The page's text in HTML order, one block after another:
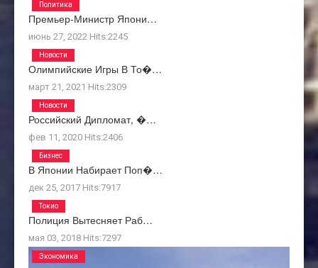
Премьер-Министр Япони…
июнь 27, 2022 Hits:2245
Политика
Олимпийские Игры В То�…
март 21, 2021 Hits:2309
Новости
Российский Дипломат, �…
фев 11, 2020 Hits:2406
Новости
В Японии Набирает Поп�…
дек 25, 2017 Hits:7917
Бизнес
Полиция Вытесняет Раб…
мая 03, 2018 Hits:7297
Токио
Экономика